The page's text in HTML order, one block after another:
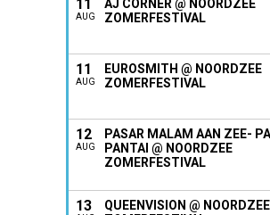
11
AUG
AJ CORNER @ NOORDZEE
ZOMERFESTIVAL
11
AUG
EUROSMITH @ NOORDZEE
ZOMERFESTIVAL
12
AUG
PASAR MALAM AAN ZEE-
PANTAI @ NOORDZEE
ZOMERFESTIVAL
13
QUEENVISION @ NOORDZEE